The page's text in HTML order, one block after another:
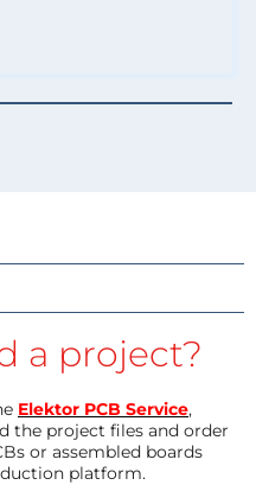
a project?
Elektor PCB Service,
the project files and order
or assembled boards
platform.